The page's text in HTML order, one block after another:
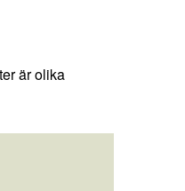
är olika